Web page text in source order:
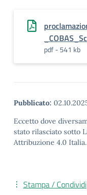
pdf - 541 kb
Pubblicato:
Eccetto dove
stato rilasciato sotto
Attribuzione 4.0 Italia.
Stampa / Condividi